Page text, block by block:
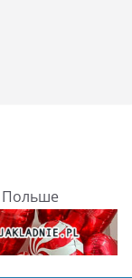
Польше